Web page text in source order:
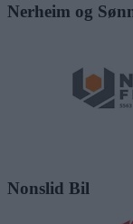
Nerheim og
Nonslid Bil